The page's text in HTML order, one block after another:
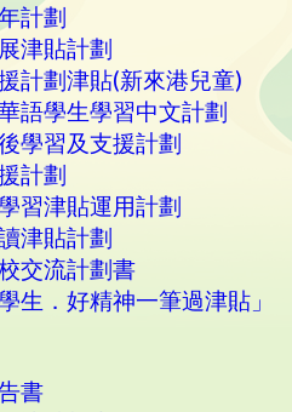
計劃
津貼計劃
計劃津貼(新來港兒童)
語學生學習中文計劃
學習及支援計劃
計劃
習津貼運用計劃
津貼計劃
交流計劃書
生．好精神一筆過津貼」
書